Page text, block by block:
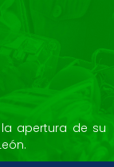
apertura de su